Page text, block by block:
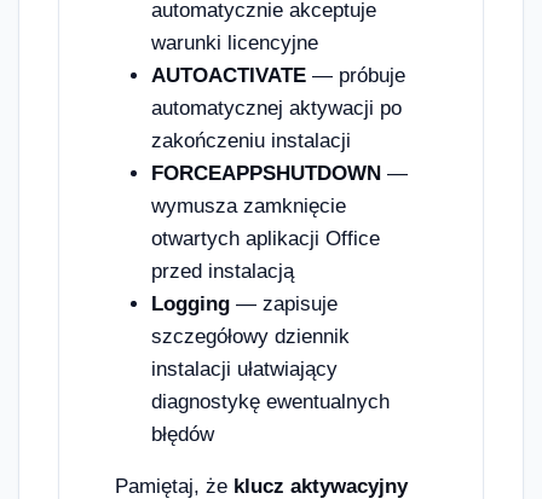
automatycznie akceptuje
warunki licencyjne
AUTOACTIVATE — próbuje
automatycznej aktywacji po
zakończeniu instalacji
FORCEAPPSHUTDOWN —
wymusza zamknięcie
otwartych aplikacji Office
przed instalacją
Logging — zapisuje
szczegółowy dziennik
instalacji ułatwiający
diagnostykę ewentualnych
błędów
Pamiętaj, że klucz aktywacyjny